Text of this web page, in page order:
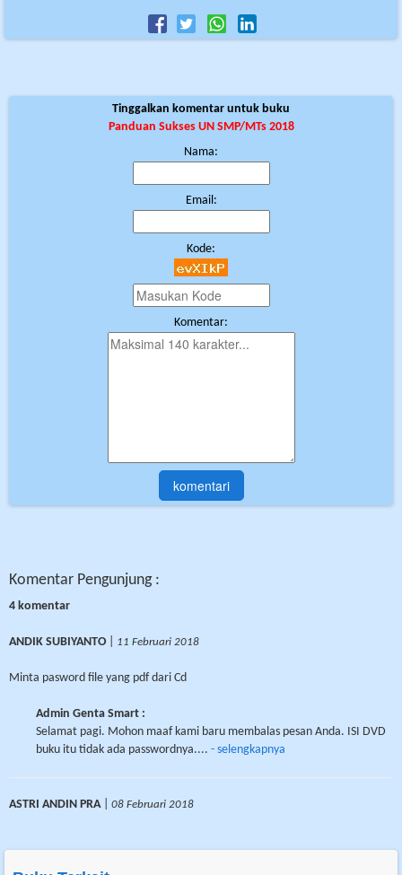
Tinggalkan komentar untuk buku
Panduan Sukses UN SMP/MTs 2018
Nama:
Email:
Kode:
Komentar:
Komentar Pengunjung :
4 komentar
ANDIK SUBIYANTO 11 Februari 2018
Minta pasword file yang pdf dari Cd
Admin Genta Smart :
Selamat pagi. Mohon maaf kami baru membalas pesan Anda. ISI DVD
buku itu tidak ada passwordnya.... - selengkapnya
ASTRI ANDIN PRA 08 Februari 2018